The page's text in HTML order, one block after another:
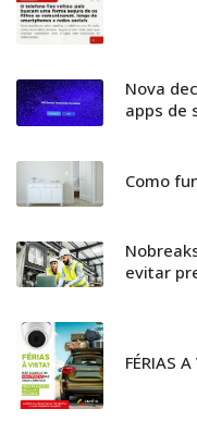
Nova
apps de
Como
evitar
FÉRIAS